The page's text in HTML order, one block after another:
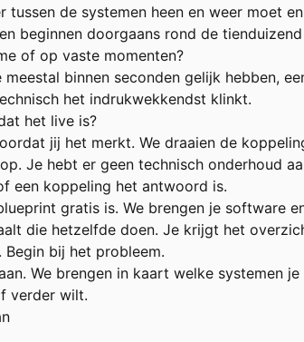
tussen de systemen heen en weer moet
beginnen doorgaans rond de
of op vaste momenten?
binnen seconden gelijk hebben,
het indrukwekkendst klinkt.
het live is?
jij het merkt. We draaien de
Je hebt er geen technisch onderhoud
een koppeling het antwoord is.
gratis is. We brengen je software
die hetzelfde doen. Je krijgt het
bij het probleem.
We brengen in kaart welke systemen
verder wilt.